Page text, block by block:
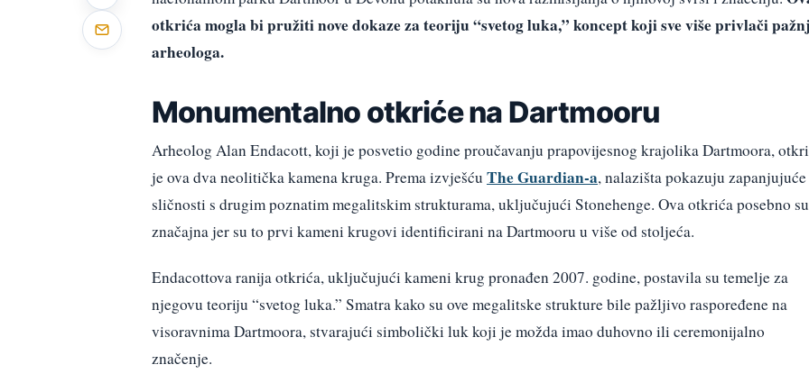
otkrića mogla bi pružiti nove dokaze za teoriju “svetog luka,” koncept koji sve više privlači
arheologa.
Monumentalno otkriće na Dartmooru
Arheolog Alan Endacott, koji je posvetio godine proučavanju prapovijesnog krajolika Dartmoora,
je ova dva neolitička kamena kruga. Prema izvješću The Guardian-a, nalazišta pokazuju zapanjujuće
sličnosti s drugim poznatim megalitskim strukturama, uključujući Stonehenge. Ova otkrića posebno su
značajna jer su to prvi kameni krugovi identificirani na Dartmooru u više od stoljeća.
Endacottova ranija otkrića, uključujući kameni krug pronađen 2007. godine, postavila su temelje za
njegovu teoriju “svetog luka.” Smatra kako su ove megalitske strukture bile pažljivo raspoređene na
visoravnima Dartmoora, stvarajući simbolički luk koji je možda imao duhovno ili ceremonijalno
značenje.